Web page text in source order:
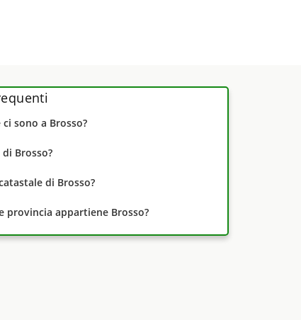
sono a Brosso?
Brosso?
di Brosso?
provincia appartiene Brosso?